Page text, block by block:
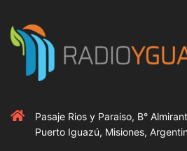
Pasaje Rios y Paraiso, B°
Puerto Iguazú, Misiones,